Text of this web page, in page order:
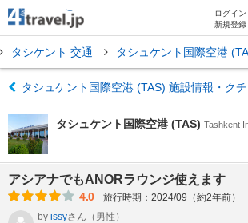
ログイン
新規登録
タシケント 交通 タシュケント国際空港
タシュケント国際空港 (TAS) 施設情報・ク
タシュケント国際空港 (TAS) Tashkent
アシアナでもANORラウンジ使えます
4.0
旅行時期：2024/09（約2年前）
by issyさん （男性）